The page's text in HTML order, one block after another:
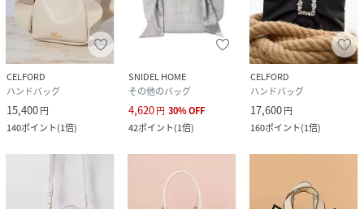
CELFORD
ハンドバッグ
15,400円
140ポイント(1倍)
SNIDEL HOME
その他のバッグ
4,620円 30%OFF
42ポイント(1倍)
CELFORD
ハンドバッグ
17,600円
160ポイント(1倍)